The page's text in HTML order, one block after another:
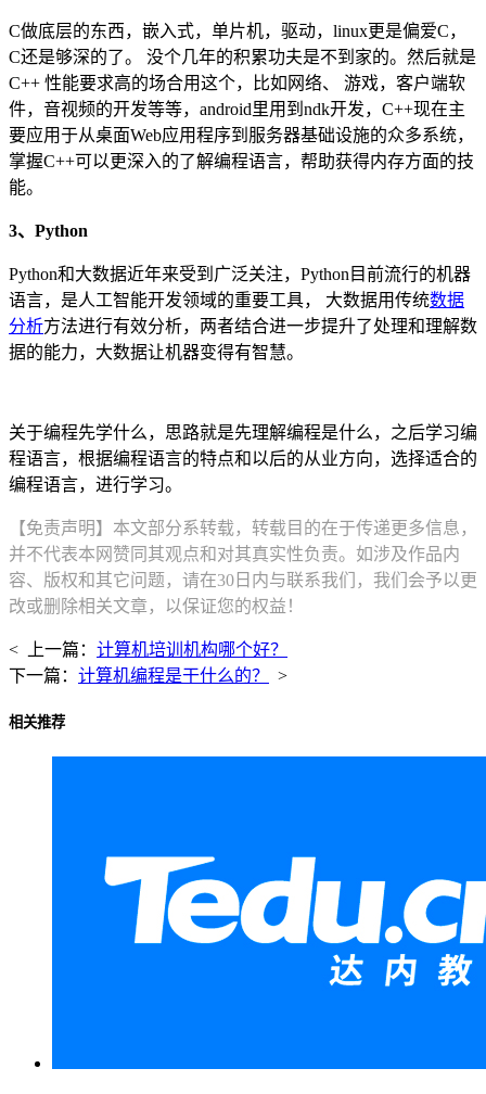
C做底层的东西，嵌入式，单片机，驱动，linux更是偏爱C，
C还是够深的了。 没个几年的积累功夫是不到家的。然后就是
C++ 性能要求高的场合用这个，比如网络、 游戏，客户端软
件，音视频的开发等等，android里用到ndk开发，C++现在主
要应用于从桌面Web应用程序到服务器基础设施的众多系统，
掌握C++可以更深入的了解编程语言，帮助获得内存方面的技
能。
3、Python
Python和大数据近年来受到广泛关注，Python目前流行的机器
语言，是人工智能开发领域的重要工具， 大数据用传统数据
分析方法进行有效分析，两者结合进一步提升了处理和理解数
据的能力，大数据让机器变得有智慧。
关于编程先学什么，思路就是先理解编程是什么，之后学习编
程语言，根据编程语言的特点和以后的从业方向，选择适合的
编程语言，进行学习。
【免责声明】本文部分系转载，转载目的在于传递更多信息，
并不代表本网赞同其观点和对其真实性负责。如涉及作品内
容、版权和其它问题，请在30日内与联系我们，我们会予以更
改或删除相关文章，以保证您的权益！
< 上一篇： 计算机培训机构哪个好？
下一篇： 计算机编程是干什么的？ >
相关推荐